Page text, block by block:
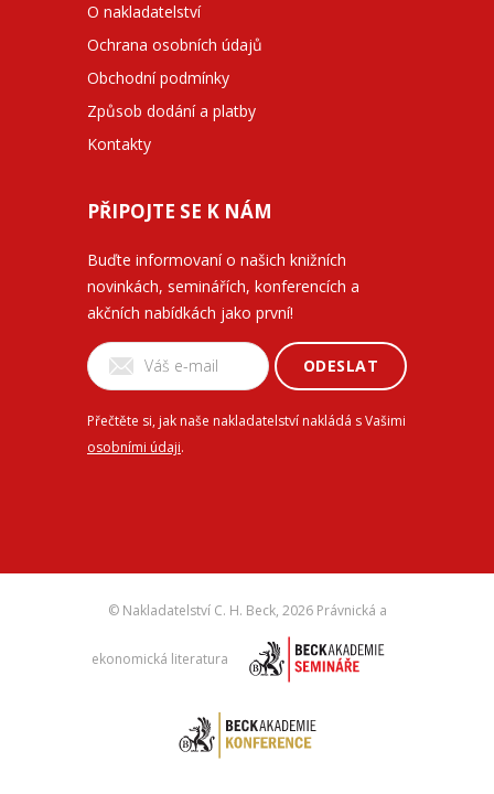
O nakladatelství
Ochrana osobních údajů
Obchodní podmínky
Způsob dodání a platby
Kontakty
PŘIPOJTE SE K NÁM
Buďte informovaní o našich knižních
novinkách, seminářích, konferencích a
akčních nabídkách jako první!
ODESLAT
Přečtěte si, jak naše nakladatelství nakládá s Vašimi
osobními údaji.
© Nakladatelství C. H. Beck, 2026 Právnická a
ekonomická literatura